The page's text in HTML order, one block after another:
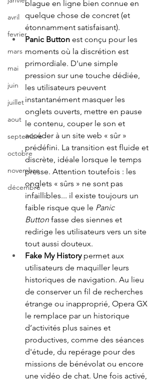
avril
fevrier
mars
mai
juin
juillet
aout
septembre
octobre
novembre
décembre
blague en ligne bien connue en
quelque chose de concret (et
étonnamment satisfaisant).
Panic Button est conçu pour les
moments où la discrétion est
primordiale. D'une simple
pression sur une touche dédiée,
les utilisateurs peuvent
instantanément masquer les
onglets ouverts, mettre en pause
le contenu, couper le son et
accéder à un site web « sûr »
prédéfini. La transition est fluide et
discrète, idéale lorsque le temps
presse. Attention toutefois : les
onglets « sûrs » ne sont pas
infaillibles... il existe toujours un
faible risque que le Panic
Button fasse des siennes et
redirige les utilisateurs vers un site
tout aussi douteux.
Fake My History permet aux
utilisateurs de maquiller leurs
historiques de navigation. Au lieu
de conserver un fil de recherches
étrange ou inapproprié, Opera GX
le remplace par un historique
d’activités plus saines et
productives, comme des séances
d'étude, du repérage pour des
missions de bénévolat ou encore
une vidéo de chat. Une fois activé,